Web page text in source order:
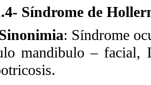
Síndrome de
: Síndrome
mandibulo – facial,